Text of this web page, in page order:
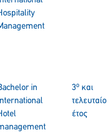
in
3ο και
τελευταίο
έτος